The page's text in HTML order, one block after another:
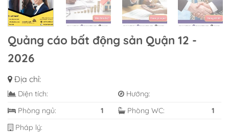
Quảng cáo bất động sản Quận 12 -
2026
Địa chỉ:
Diện tích:
Hướng:
Phòng ngủ:
1 Phòng WC:
1
Pháp lý: